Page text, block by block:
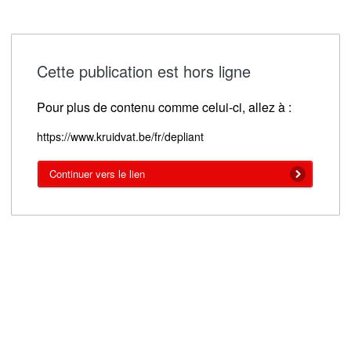
Cette publication est hors ligne
Pour plus de contenu comme celui-ci, allez à :
https://www.kruidvat.be/fr/depliant
Continuer vers le lien